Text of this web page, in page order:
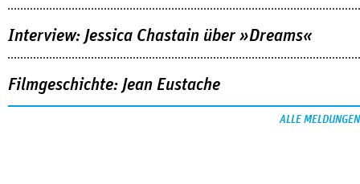
Interview: Jessica Chastain über »Dreams«
Filmgeschichte: Jean Eustache
ALLE MELDUNGEN